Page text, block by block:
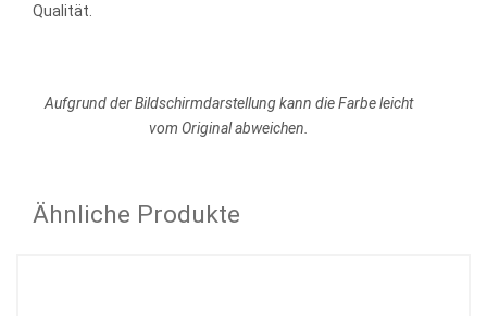
Qualität.
Aufgrund der Bildschirmdarstellung kann die Farbe leicht
vom Original abweichen.
Ähnliche Produkte